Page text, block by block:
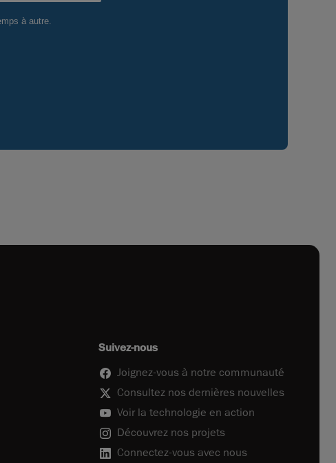
Suivez-nous
Joignez-vous à notre communauté
Consultez nos dernières nouvelles
Voir la technologie en action
Découvrez nos projets
Connectez-vous avec nous